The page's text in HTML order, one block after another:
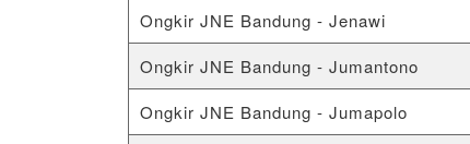
Ongkir JNE Bandung - Jenawi
Ongkir JNE Bandung - Jumantono
Ongkir JNE Bandung - Jumapolo